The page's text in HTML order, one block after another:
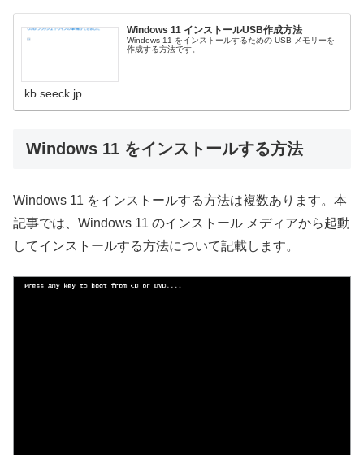
Windows 11 インストールUSB作成方法
Windows 11 をインストールするための USB メモリーを
作成する方法です。
kb.seeck.jp
Windows 11 をインストールする方法
Windows 11 をインストールする方法は複数あります。本
記事では、Windows 11 のインストール メディアから起動
してインストールする方法について記載します。